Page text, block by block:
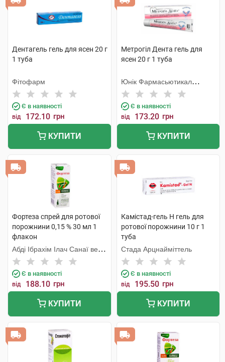
Дентагель гель для ясен 20 г
1 туба
Фітофарм
Є в наявності
від 172.10 грн
КУПИТИ
Метрогіл Дента гель для
ясен 20 г 1 туба
Юнік Фармасьютикал
Лабораторіз
Є в наявності
від 173.20 грн
КУПИТИ
Фортеза спрей для ротової
порожнини 0,15 % 30 мл 1
флакон
Абді Ібрахім Ілач Санаї ве
Тіджарет
Є в наявності
від 188.10 грн
КУПИТИ
Камістад-гель Н гель для
ротової порожнини 10 г 1
туба
Стада Арцнайміттель
Є в наявності
від 195.50 грн
КУПИТИ